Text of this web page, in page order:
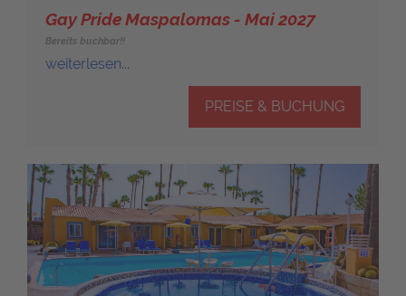
Gay Pride Maspalomas - Mai 2027
Bereits buchbar!!
weiterlesen...
PREISE & BUCHUNG